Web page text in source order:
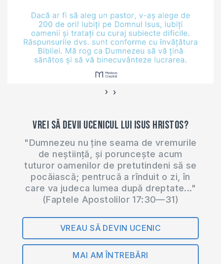
‹ ›
Vrei să devii ucenicul lui Isus Hristos?
"Dumnezeu nu ține seama de vremurile
de neștiință, și poruncește acum
tuturor oamenilor de pretutindeni să se
pocăiască; pentrucă a rînduit o zi, în
care va judeca lumea după dreptate..."
(Faptele Apostolilor 17:30—31)
VREAU SĂ DEVIN UCENIC
MAI AM ÎNTREBĂRI